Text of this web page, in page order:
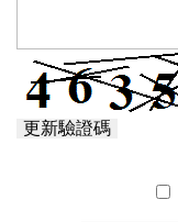
更新驗證碼